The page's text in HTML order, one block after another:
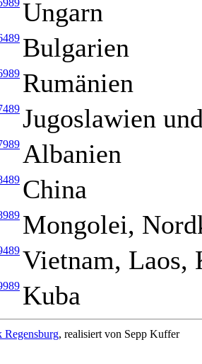
Ungarn
Bulgarien
Rumänien
Jugoslawien
Albanien
China
Mongolei,
Vietnam, Laos,
Kuba
Regensburg, realisiert von Sepp Kuffer